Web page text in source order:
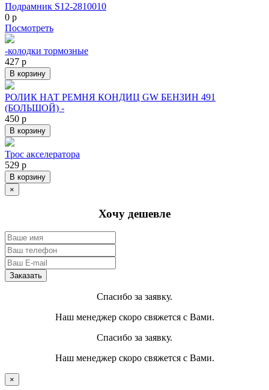
Подрамник S12-2810010
0 р
Посмотреть
-колодки тормозные
427 р
В корзину
РОЛИК НАТ РЕМНЯ КОНДИЦ GW БЕНЗИН 491
(БОЛЬШОЙ) -
450 р
В корзину
Трос акселератора
529 р
В корзину
×
Хочу дешевле
Спасибо за заявку.
Наш менеджер скоро свяжется с Вами.
Спасибо за заявку.
Наш менеджер скоро свяжется с Вами.
×